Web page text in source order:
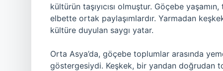
kültürün taşıyıcısı olmuştur. Göçebe
elbette ortak paylaşımlardır. Yarmadan
kültüre duyulan saygı yatar.
Orta Asya’da, göçebe toplumlar arasında
göstergesiydi. Keşkek, bir yandan doğrudan